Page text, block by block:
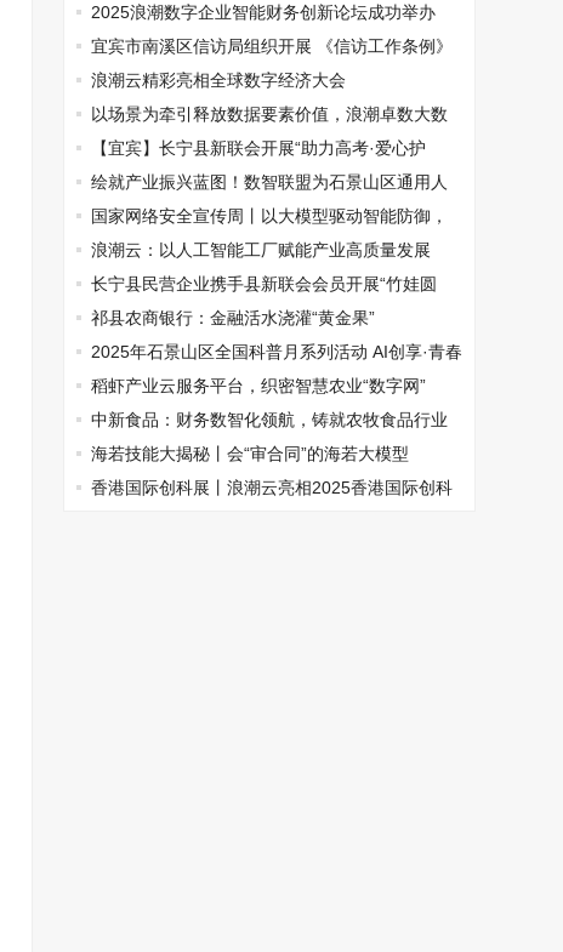
东”品牌宣传推广活动
2025浪潮数字企业智能财务创新论坛成功举办
宜宾市南溪区信访局组织开展 《信访工作条例》
知识竞赛
浪潮云精彩亮相全球数字经济大会
以场景为牵引释放数据要素价值，浪潮卓数大数
据获2024IT市场年会两大奖项
【宜宾】长宁县新联会开展“助力高考·爱心护
航”活动
绘就产业振兴蓝图！数智联盟为石景山区通用人
工智能大模型产业集聚区注入强劲动能
国家网络安全宣传周丨以大模型驱动智能防御，
构筑国家网络安全屏障
浪潮云：以人工智能工厂赋能产业高质量发展
长宁县民营企业携手县新联会会员开展“竹娃圆
梦”计划
祁县农商银行：金融活水浇灌“黄金果”
2025年石景山区全国科普月系列活动 AI创享·青春
逐梦：年轻人的“前沿科技体验营”
稻虾产业云服务平台，织密智慧农业“数字网”
中新食品：财务数智化领航，铸就农牧食品行业
转型新典范
海若技能大揭秘丨会“审合同”的海若大模型
香港国际创科展丨浪潮云亮相2025香港国际创科